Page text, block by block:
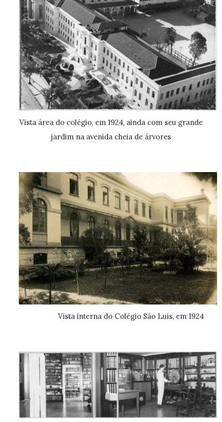
Vista área do colégio, em 1924, ainda com seu grande
jardim na avenida cheia de árvores
Vista interna do Colégio São Luís, em 1924